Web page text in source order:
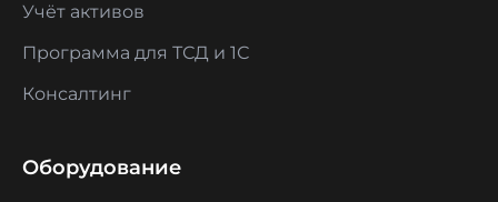
Учёт активов
Программа для ТСД и 1С
Консалтинг
Оборудование